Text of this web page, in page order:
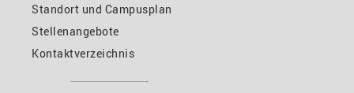
Standort und Campusplan
Stellenangebote
Kontaktverzeichnis